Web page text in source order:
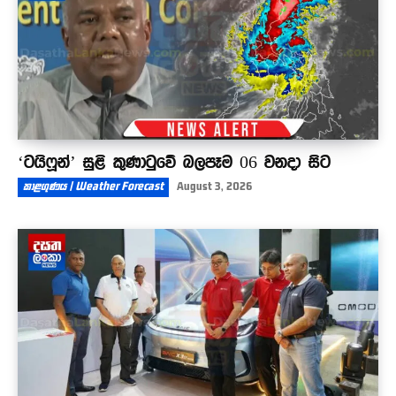
‘ටයිෆූන්’ සුළි කුණාටුවේ බලපෑම 06 වනදා සිට
කාළගුණය | Weather Forecast August 3, 2026